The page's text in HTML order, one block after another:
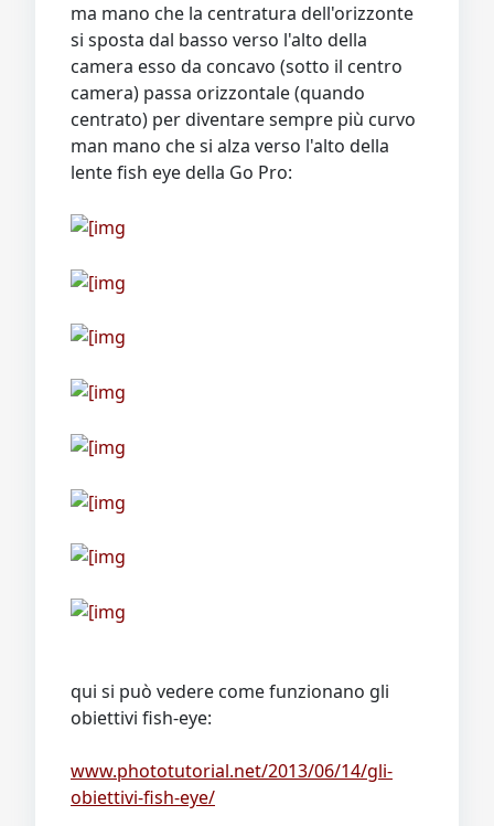
ma mano che la centratura dell'orizzonte
si sposta dal basso verso l'alto della
camera esso da concavo (sotto il centro
camera) passa orizzontale (quando
centrato) per diventare sempre più curvo
man mano che si alza verso l'alto della
lente fish eye della Go Pro:
qui si può vedere come funzionano gli
obiettivi fish-eye:
www.phototutorial.net/2013/06/14/gli-
obiettivi-fish-eye/